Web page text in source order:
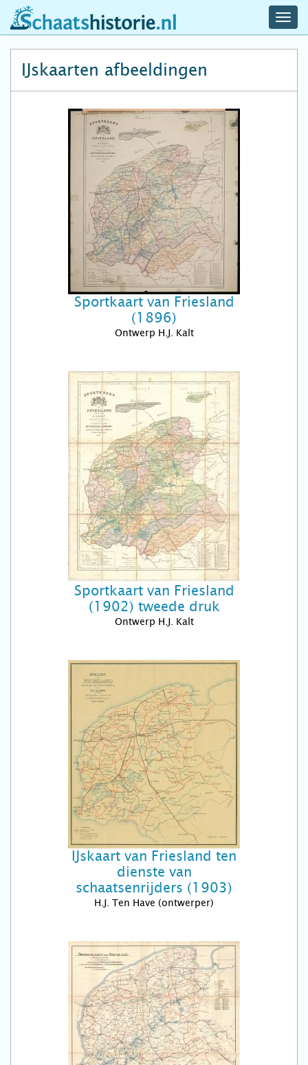
schaatshistorie.nl
IJskaarten afbeeldingen
Sportkaart van Friesland
(1896)
Ontwerp H.J. Kalt
Sportkaart van Friesland
(1902) tweede druk
Ontwerp H.J. Kalt
IJskaart van Friesland ten
dienste van
schaatsenrijders (1903)
H.J. Ten Have (ontwerper)